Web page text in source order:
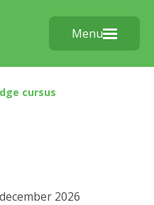
Menu
cursus
2026